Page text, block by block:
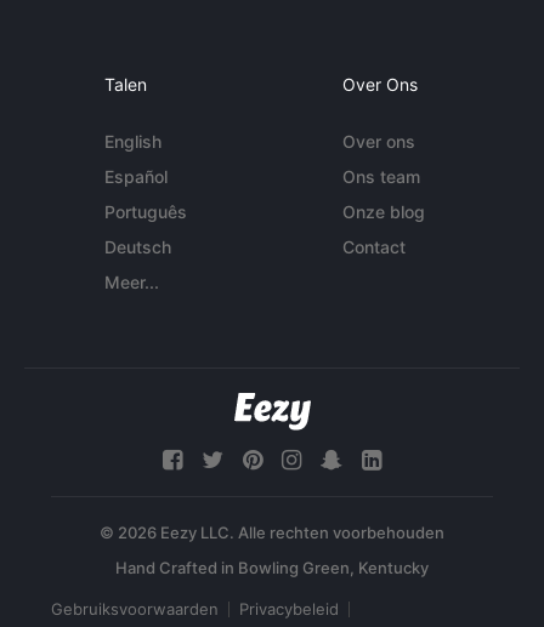
Talen
English
Español
Português
Deutsch
Meer...
Over Ons
Over ons
Ons team
Onze blog
Contact
© 2026 Eezy LLC. Alle rechten voorbehouden
Gebruiksvoorwaarden Privacybeleid